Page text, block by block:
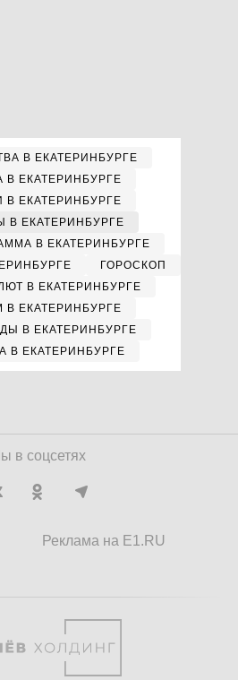
В ЕКАТЕРИНБУРГЕ
В ЕКАТЕРИНБУРГЕ
В ЕКАТЕРИНБУРГЕ
В ЕКАТЕРИНБУРГЕ
В ЕКАТЕРИНБУРГЕ
ГОРОСКОП
В ЕКАТЕРИНБУРГЕ
В ЕКАТЕРИНБУРГЕ
В ЕКАТЕРИНБУРГЕ
В ЕКАТЕРИНБУРГЕ
в соцсетях
Реклама на E1.RU